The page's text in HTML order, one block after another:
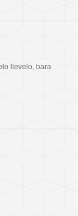
llevelo, bara